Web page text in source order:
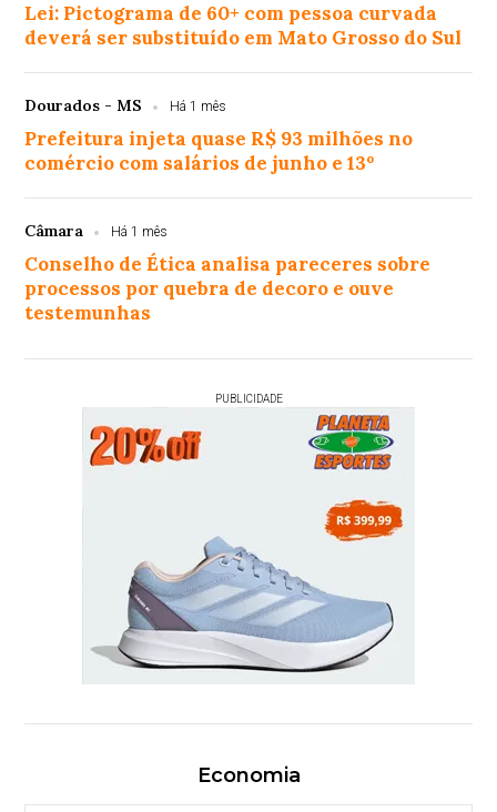
Lei: Pictograma de 60+ com pessoa curvada
deverá ser substituído em Mato Grosso do Sul
Dourados - MS Há 1 mês
Prefeitura injeta quase R$ 93 milhões no
comércio com salários de junho e 13º
Câmara Há 1 mês
Conselho de Ética analisa pareceres sobre
processos por quebra de decoro e ouve
testemunhas
PUBLICIDADE
Economia